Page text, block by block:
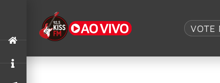
VOTE
Tag:The Edge
U2 ganha homenagem da The Ivors